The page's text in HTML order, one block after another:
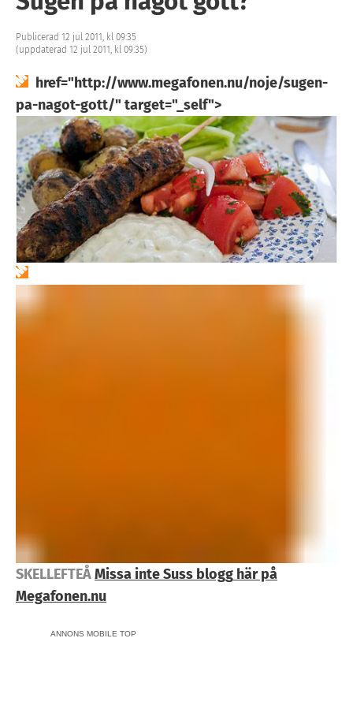
Publicerad 12 jul 2011, kl 09:35
(uppdaterad 12 jul 2011, kl 09:35)
href="http://www.megafonen.nu/noje/sugen-
pa-nagot-gott/" target="_self">
SKELLEFTEÅMissa inte Suss blogg här på
Megafonen.nu
ANNONS MOBILE TOP